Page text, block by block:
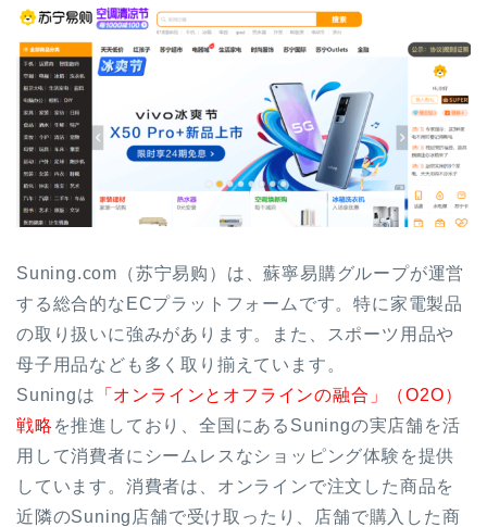
Suning.com（苏宁易购）は、蘇寧易購グループが運営
する総合的なECプラットフォームです。特に家電製品
の取り扱いに強みがあります。また、スポーツ用品や
母子用品なども多く取り揃えています。
Suningは 「オンラインとオフラインの融合」（O2O）
戦略 を推進しており、全国にあるSuningの実店舗を活
用して消費者にシームレスなショッピング体験を提供
しています。消費者は、オンラインで注文した商品を
近隣のSuning店舗で受け取ったり、店舗で購入した商